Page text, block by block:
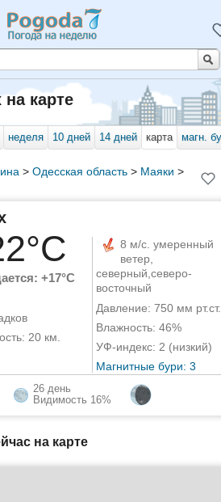
карте
неделя 10 дней 14 дней карта магн.
> Одесская область> Маяки >
+17°C
20 км.
8 м/с. умеренный
ветер,
северный,северо-
восточный
Давление: 750 мм рт.ст.
Влажность: 46%
УФ-индекс: 2 (низкий)
Магнитные бури: 3
26 день
Видимость 16%
на карте